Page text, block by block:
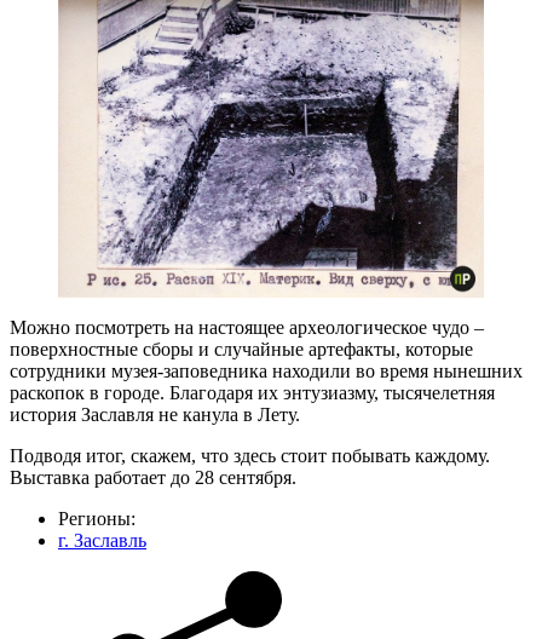
Можно посмотреть на настоящее археологическое чудо –
поверхностные сборы и случайные артефакты, которые
сотрудники музея-заповедника находили во время нынешних
раскопок в городе. Благодаря их энтузиазму, тысячелетняя
история Заславля не канула в Лету.
Подводя итог, скажем, что здесь стоит побывать каждому.
Выставка работает до 28 сентября.
Регионы:
г. Заславль